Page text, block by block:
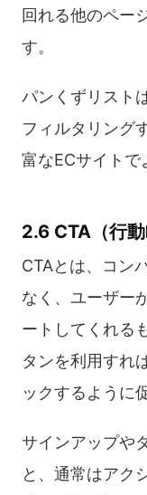
回れる他のペー
す。
パンくずリスト
フィルタリング
富なECサイトで
2.6 CTA（行
CTAとは、コン
なく、ユーザー
ートしてくれる
タンを利用すれ
ックするように
サインアップや
と、通常はアク